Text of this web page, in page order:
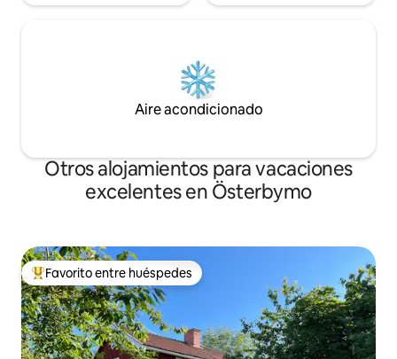
Aire acondicionado
Otros alojamientos para vacaciones
excelentes en Österbymo
Favorito entre huéspedes preferido
Favorito entre huéspedes